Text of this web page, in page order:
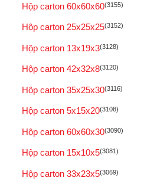
Hộp carton 60x60x60(3155)
Hộp carton 25x25x25(3152)
Hộp carton 13x19x3(3128)
Hộp carton 42x32x8(3120)
Hộp carton 35x25x30(3116)
Hộp carton 5x15x20(3108)
Hộp carton 60x60x30(3090)
Hộp carton 15x10x5(3081)
Hộp carton 33x23x5(3069)